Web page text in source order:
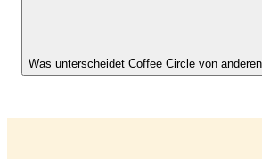
Was unterscheidet Coffee Circle von